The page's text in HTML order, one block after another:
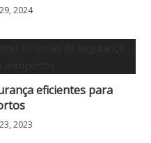
2024
eficientes para
2023